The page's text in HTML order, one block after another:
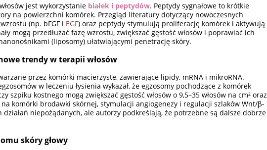
jest wykorzystanie białek i peptydów. Peptydy sygnałowe to krótkie
na powierzchni komórek. Przegląd literatury dotyczący nowoczesnych
(np. bFGF i EGF) oraz peptydy stymulują proliferację komórek i aktywują
mogą przedłużać fazę wzrostu, zwiększać gęstość włosów i poprawiać ich
(liposomy) ułatwiającymi penetrację skóry.
trendy w terapii włosów
przez komórki macierzyste, zawierające lipidy, mRNA i mikroRNA.
w leczeniu łysienia wykazał, że egzosomy pochodzące z komórek
szpiku kostnego mogą zwiększać gęstość włosów o 9,5–35 włosów na cm² oraz
komórki brodawki skórnej, stymulacji angiogenezy i regulacji szlaków Wnt/β-
działań niepożądanych, ale autorzy podkreślają, że potrzebne są dalsze dobrze
skóry głowy